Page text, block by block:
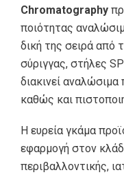
Winzer
Chromatography
ποιότητας
δική της σειρά από
σύριγγας, στήλες
διακινεί
καθώς και
Η ευρεία γκάμα
εφαρμογή στον
περιβαλλοντικής,